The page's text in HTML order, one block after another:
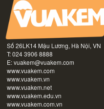
Số 26LK14 Mậu Lương, Hà Nội, VN
T: 024 3906 8888
E:vuakem@vuakem.com
www.vuakem.com
www.vuakem.vn
www.vuakem.net
www.vuakem.edu.vn
www.vuakem.com.vn